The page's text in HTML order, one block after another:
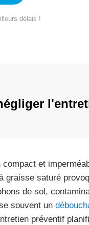
délais !
et
graisse saturé
de sol,
souvent un
préventif